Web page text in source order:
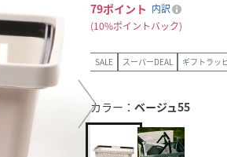
79ポイント 内訳
10%ポイントバック
SALE スーパーDEAL ギフトラッ
カラー： ベージュ55